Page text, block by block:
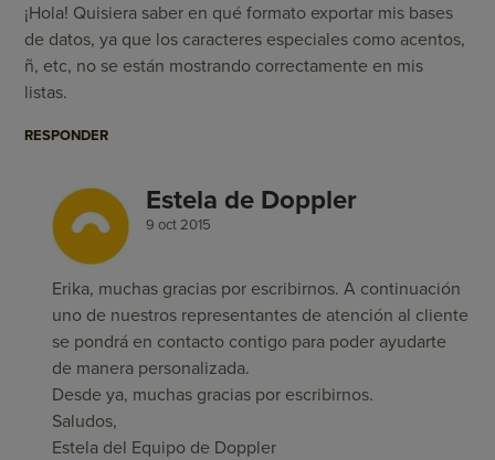
¡Hola! Quisiera saber en qué formato exportar mis bases
de datos, ya que los caracteres especiales como acentos,
ñ, etc, no se están mostrando correctamente en mis
listas.
RESPONDER
Estela de Doppler
9 oct 2015
Erika, muchas gracias por escribirnos. A continuación
uno de nuestros representantes de atención al cliente
se pondrá en contacto contigo para poder ayudarte
de manera personalizada.
Desde ya, muchas gracias por escribirnos.
Saludos,
Estela del Equipo de Doppler